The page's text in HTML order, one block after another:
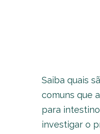
Saiba quais
comuns que
para
investigar o